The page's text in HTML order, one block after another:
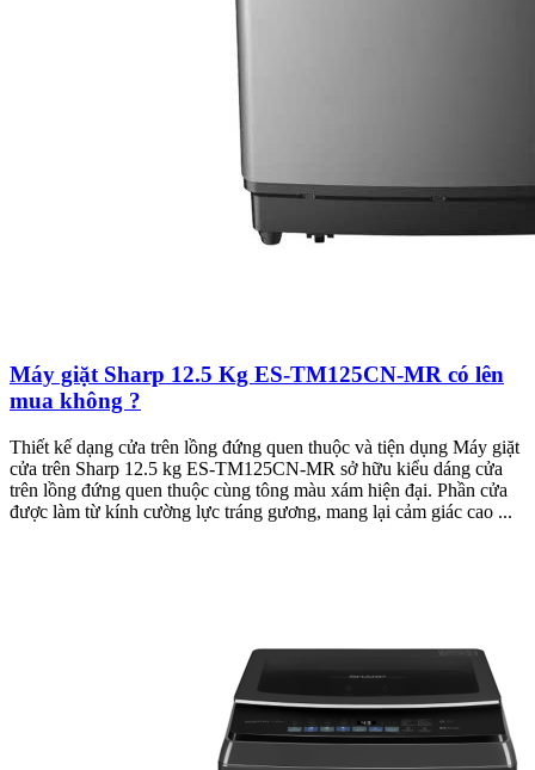
Máy giặt Sharp 12.5 Kg ES-TM125CN-MR có lên
mua không ?
Thiết kế dạng cửa trên lồng đứng quen thuộc và tiện dụng Máy giặt
cửa trên Sharp 12.5 kg ES-TM125CN-MR sở hữu kiểu dáng cửa
trên lồng đứng quen thuộc cùng tông màu xám hiện đại. Phần cửa
được làm từ kính cường lực tráng gương, mang lại cảm giác cao ...